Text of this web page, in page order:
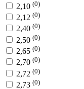
2,10 (0)
2,12 (0)
2,40 (0)
2,50 (0)
2,65 (0)
2,70 (0)
2,72 (0)
2,73 (0)